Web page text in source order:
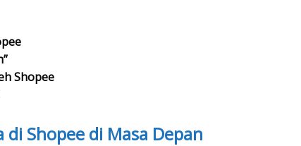
Shopee
Shopee di Masa Depan